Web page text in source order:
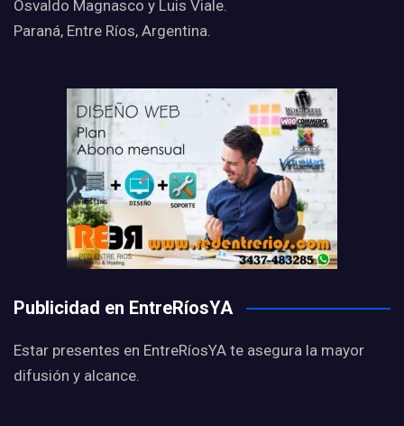
Osvaldo Magnasco y Luis Viale.
Paraná, Entre Ríos, Argentina.
Publicidad en EntreRíosYA
Estar presentes en EntreRíosYA te asegura la mayor
difusión y alcance.